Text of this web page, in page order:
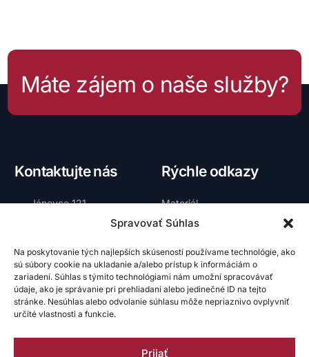
Spravovať Súhlas
Na poskytovanie tých najlepších skúseností používame technológie, ako
sú súbory cookie na ukladanie a/alebo prístup k informáciám o
zariadení. Súhlas s týmito technológiami nám umožní spracovávať
údaje, ako je správanie pri prehliadaní alebo jedinečné ID na tejto
stránke. Nesúhlas alebo odvolanie súhlasu môže nepriaznivo ovplyvniť
určité vlastnosti a funkcie.
Prijať
Máte zájem o naše služby?
Kontaktujte nás
Jánovce 121
0903 397 567
david@skrine-david.sk
Rýchle odkazy
Materiál
Vnútra skríň
Galéria
O nás
Kontakt